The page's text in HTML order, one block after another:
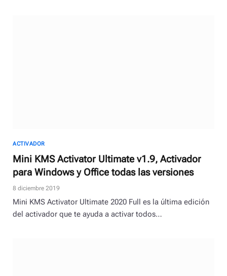
ACTIVADOR
Mini KMS Activator Ultimate v1.9, Activador
para Windows y Office todas las versiones
8 diciembre 2019
Mini KMS Activator Ultimate 2020 Full es la última edición
del activador que te ayuda a activar todos…